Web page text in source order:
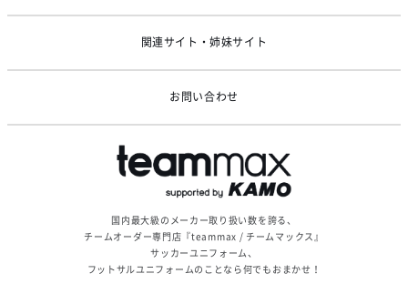
関連サイト・姉妹サイト
お問い合わせ
国内最大級のメーカー取り扱い数を誇る、
チームオーダー専門店『teammax / チームマックス』
サッカーユニフォーム、
フットサルユニフォームのことなら何でもおまかせ！